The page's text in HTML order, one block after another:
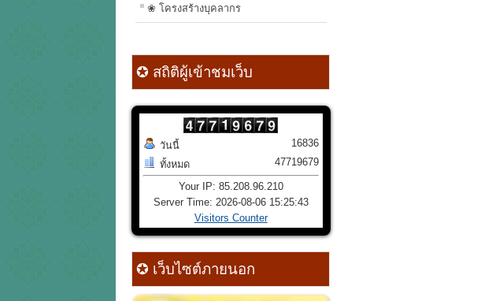
❀ โครงสร้างบุคลากร
✪ สถิติผู้เข้าชมเว็บ
วันนี้
ทั้งหมด
16836
47719679
Your IP: 85.208.96.210
Server Time: 2026-08-06 15:25:43
Visitors Counter
✪ เว็บไซต์ภายนอก